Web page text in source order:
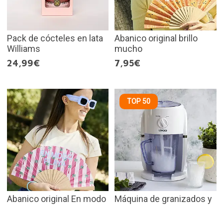
Pack de cócteles en lata
Williams
24,99€
Abanico original brillo
mucho
7,95€
Abanico original En modo
TOP 50
Máquina de granizados y